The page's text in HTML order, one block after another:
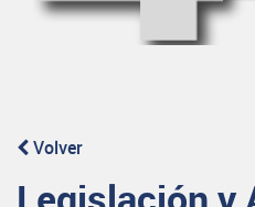
Volver